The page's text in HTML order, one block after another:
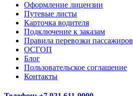
Оформление лицензии
Путевые листы
Карточка водителя
Подключение к заказам
Правила перевозки пассажиров
ОСГОП
Блог
Пользовательское соглашение
Контакты